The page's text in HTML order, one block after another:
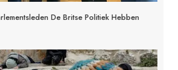
De Britse Politiek Hebben